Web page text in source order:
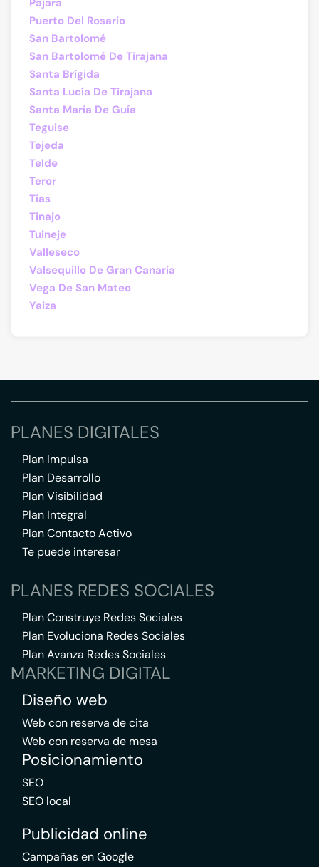
Pájara
Puerto Del Rosario
San Bartolomé
San Bartolomé De Tirajana
Santa Brígida
Santa Lucía De Tirajana
Santa María De Guía
Teguise
Tejeda
Telde
Teror
Tías
Tinajo
Tuineje
Valleseco
Valsequillo De Gran Canaria
Vega De San Mateo
Yaiza
PLANES DIGITALES
Plan Impulsa
Plan Desarrollo
Plan Visibilidad
Plan Integral
Plan Contacto Activo
Te puede interesar
PLANES REDES SOCIALES
Plan Construye Redes Sociales
Plan Evoluciona Redes Sociales
Plan Avanza Redes Sociales
MARKETING DIGITAL
Diseño web
Web con reserva de cita
Web con reserva de mesa
Posicionamiento
SEO
SEO local
Publicidad online
Campañas en Google